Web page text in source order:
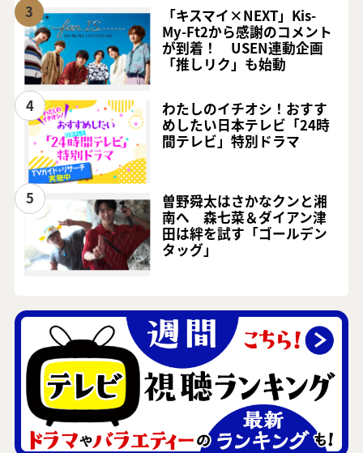
3
「キスマイ×NEXT」Kis-
My-Ft2から感謝のコメント
が到着！ USEN連動企画
「推しリク」も始動
4
わたしのイチオシ！おすす
めしたい日本テレビ「24時
間テレビ」特別ドラマ
5
曽野舜太はさかなクンと湘
南へ 森七菜＆ダイアン津
田は絆を試す「ゴールデン
タッグ」